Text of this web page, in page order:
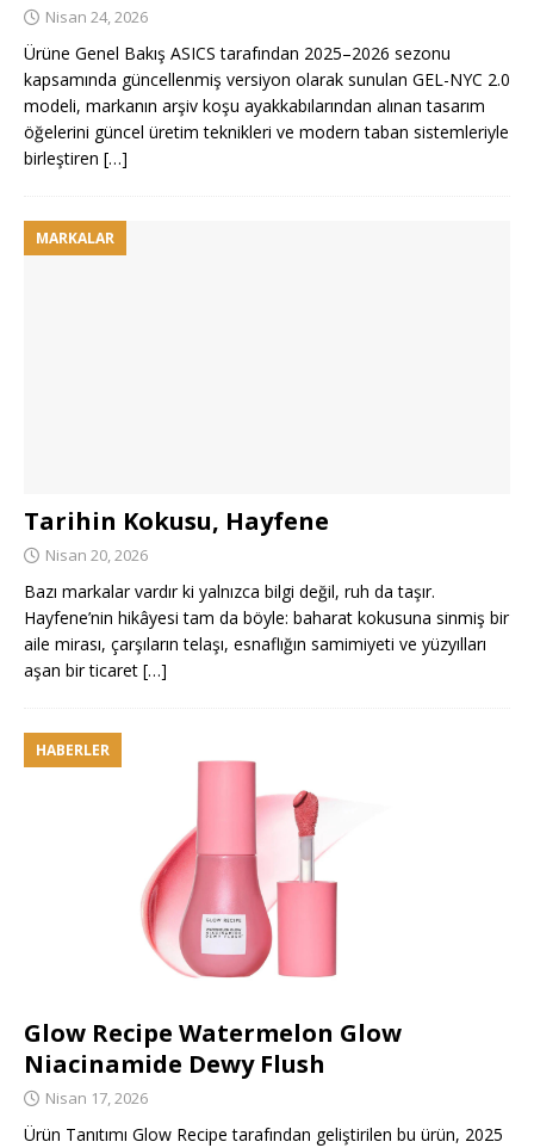
Nisan 24, 2026
Ürüne Genel Bakış ASICS tarafından 2025–2026 sezonu
kapsamında güncellenmiş versiyon olarak sunulan GEL-NYC 2.0
modeli, markanın arşiv koşu ayakkabılarından alınan tasarım
öğelerini güncel üretim teknikleri ve modern taban sistemleriyle
birleştiren […]
MARKALAR
Tarihin Kokusu, Hayfene
Nisan 20, 2026
Bazı markalar vardır ki yalnızca bilgi değil, ruh da taşır.
Hayfene’nin hikâyesi tam da böyle: baharat kokusuna sinmiş bir
aile mirası, çarşıların telaşı, esnaflığın samimiyeti ve yüzyılları
aşan bir ticaret […]
HABERLER
Glow Recipe Watermelon Glow
Niacinamide Dewy Flush
Nisan 17, 2026
Ürün Tanıtımı Glow Recipe tarafından geliştirilen bu ürün, 2025